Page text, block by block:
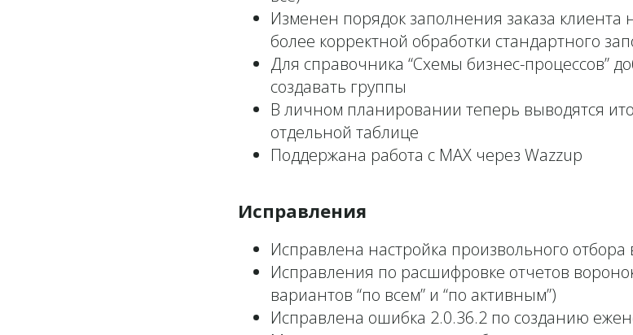
Изменен порядок заполнения заказа клиента
более корректной обработки стандартного
Для справочника “Схемы бизнес-процессов”
создавать группы
В личном планировании теперь выводятся
отдельной таблице
Поддержана работа с MAX через Wazzup
Исправления
Исправлена настройка произвольного отбора
Исправления по расшифровке отчетов
вариантов “по всем” и “по активным”)
Исправлена ошибка 2.0.36.2 по созданию